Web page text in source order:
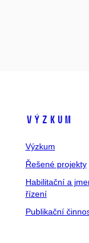
Výzkum
Výzkum
Řešené projekty
Habilitační a
řízení
Publikační